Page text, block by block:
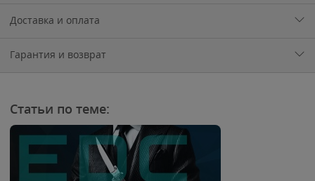
Доставка и оплата
Гарантия и возврат
Статьи по теме: